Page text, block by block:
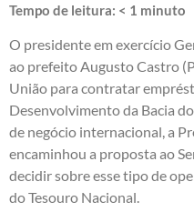
Tempo de leitura: < 1 minuto
O presidente em exercício
ao prefeito Augusto Castro
União para contratar
Desenvolvimento da Bacia
de negócio internacional, a
encaminhou a proposta ao
decidir sobre esse tipo de
do Tesouro Nacional.